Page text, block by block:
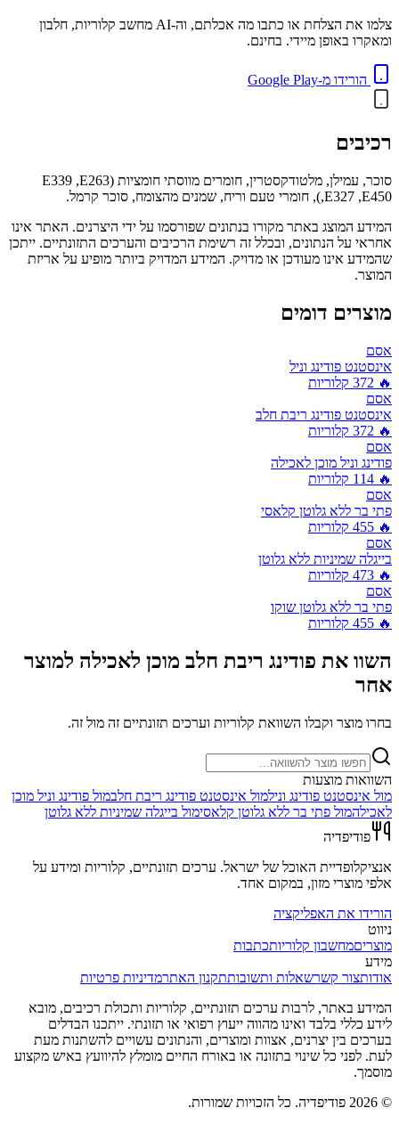
צלמו את הצלחת או כתבו מה אכלתם, וה-AI מחשב קלוריות, חלבון
ומאקרו באופן מיידי. בחינם.
הורידו מ-Google Play
רכיבים
סוכר, עמילן, מלטודקסטרין, חומרים מווסתי חומציות (E339 ,E263
,E327 ,E450), חומרי טעם וריח, שמנים מהצומח, סוכר קרמל.
המידע המוצג באתר מקורו בנתונים שפורסמו על ידי היצרנים. האתר אינו
אחראי על הנתונים, ובכלל זה רשימת הרכיבים והערכים התזונתיים. ייתכן
שהמידע אינו מעודכן או מדויק. המידע המדויק ביותר מופיע על אריזת
המוצר.
מוצרים דומים
אסם
אינסטנט פודינג וניל
🔥
372 קלוריות
אסם
אינסטנט פודינג ריבת חלב
🔥
372 קלוריות
אסם
פודינג וניל מוכן לאכילה
🔥
114 קלוריות
אסם
פתי בר ללא גלוטן קלאסי
🔥
455 קלוריות
אסם
בייגלה שמיניות ללא גלוטן
🔥
473 קלוריות
אסם
פתי בר ללא גלוטן שוקו
🔥
455 קלוריות
השוו את פודינג ריבת חלב מוכן לאכילה למוצר
אחר
בחרו מוצר וקבלו השוואת קלוריות וערכים תזונתיים זה מול זה.
השוואות מוצעות
מול אינסטנט פודינג ונילמול אינסטנט פודינג ריבת חלבמול פודינג וניל מוכן
לאכילהמול פתי בר ללא גלוטן קלאסימול בייגלה שמיניות ללא גלוטן
פודיפדיה
אנציקלופדיית האוכל של ישראל. ערכים תזונתיים, קלוריות ומידע על
אלפי מוצרי מזון, במקום אחד.
הורידו את האפליקציה
ניווט
מוצריםמחשבון קלוריותכתבות
מידע
אודותצור קשרשאלות ותשובותתקנון האתרמדיניות פרטיות
המידע באתר, לרבות ערכים תזונתיים, קלוריות ותכולת רכיבים, מובא
לידע כללי בלבד ואינו מהווה ייעוץ רפואי או תזונתי. ייתכנו הבדלים
בערכים בין יצרנים, אצוות ומוצרים, והנתונים עשויים להשתנות מעת
לעת. לפני כל שינוי בתזונה או באורח החיים מומלץ להיוועץ באיש מקצוע
מוסמך.
©
2026 פודיפדיה. כל הזכויות שמורות.